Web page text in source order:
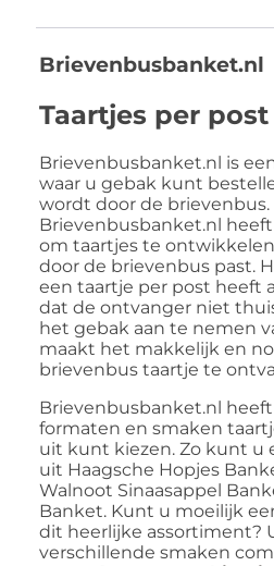
Brievenbusbanket.nl
Taartjes per post
Brievenbusbanket.nl is
waar u gebak kunt
wordt door de brievenbus.
Brievenbusbanket.nl
om taartjes te
door de brievenbus past.
een taartje per post heeft
dat de ontvanger niet
het gebak aan te nemen
maakt het makkelijk en
brievenbus taartje te
Brievenbusbanket.nl
formaten en smaken
uit kunt kiezen. Zo kunt u
uit Haagsche Hopjes
Walnoot Sinaasappel
Banket. Kunt u moeilijk
dit heerlijke assortiment?
verschillende smaken